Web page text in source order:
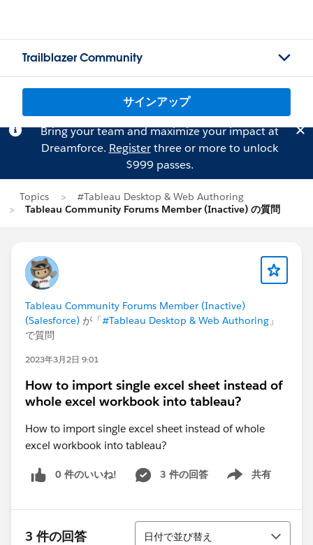
Trailblazer Community
サインアップ
Bring your team and maximize your impact at
Dreamforce. Registerthree or more to unlock
$999 passes.
Topics
#Tableau Desktop & Web Authoring
Tableau Community Forums Member (Inactive) の質問
Tableau Community Forums Member (Inactive)
(Salesforce) が「#Tableau Desktop & Web Authoring 」
で質問
2023年3月2日 9:01
How to import single excel sheet instead of
whole excel workbook into tableau?
How to import single excel sheet instead of whole
excel workbook into tableau?
0 件のいいね! 3 件の回答 共有
Show menu
3 件の回答
並び替え
日付で並び替え